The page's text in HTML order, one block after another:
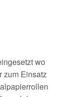
wo
zum Einsatz